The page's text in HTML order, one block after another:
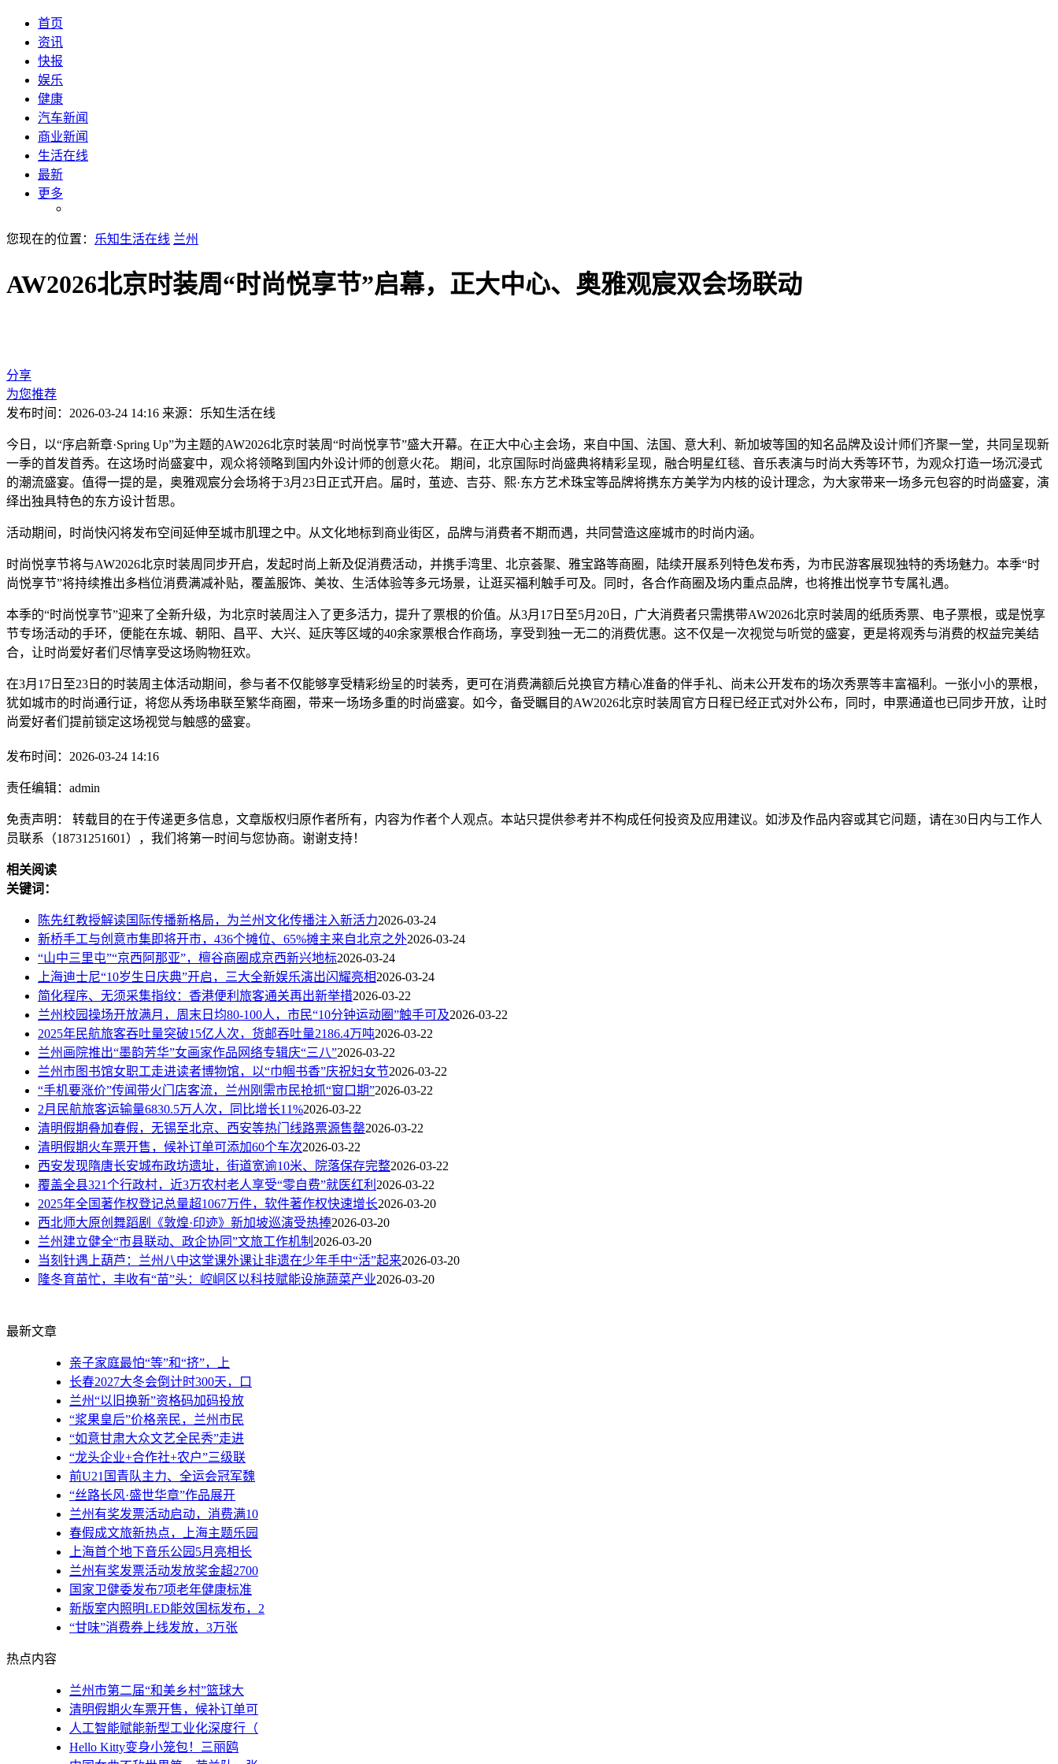
首页
资讯
快报
娱乐
健康
汽车新闻
商业新闻
生活在线
最新
更多
您现在的位置： 乐知生活在线 兰州
AW2026北京时装周“时尚悦享节”启幕，正大中心、奥雅观宸双会场联动
分享
为您推荐
发布时间：2026-03-24 14:16 来源：乐知生活在线
今日，以“序启新章·Spring Up”为主题的AW2026北京时装周“时尚悦享节”盛大开幕。在正大中心主会场，来自中国、法国、意大利、新加坡等国的知名品牌及设计师们齐聚一堂，共同呈现新
一季的首发首秀。在这场时尚盛宴中，观众将领略到国内外设计师的创意火花。 期间，北京国际时尚盛典将精彩呈现，融合明星红毯、音乐表演与时尚大秀等环节，为观众打造一场沉浸式
的潮流盛宴。值得一提的是，奥雅观宸分会场将于3月23日正式开启。届时，茧迹、吉芬、熙·东方艺术珠宝等品牌将携东方美学为内核的设计理念，为大家带来一场多元包容的时尚盛宴，演
绎出独具特色的东方设计哲思。
活动期间，时尚快闪将发布空间延伸至城市肌理之中。从文化地标到商业街区，品牌与消费者不期而遇，共同营造这座城市的时尚内涵。
时尚悦享节将与AW2026北京时装周同步开启，发起时尚上新及促消费活动，并携手湾里、北京荟聚、雅宝路等商圈，陆续开展系列特色发布秀，为市民游客展现独特的秀场魅力。本季“时
尚悦享节”将持续推出多档位消费满减补贴，覆盖服饰、美妆、生活体验等多元场景，让逛买福利触手可及。同时，各合作商圈及场内重点品牌，也将推出悦享节专属礼遇。
本季的“时尚悦享节”迎来了全新升级，为北京时装周注入了更多活力，提升了票根的价值。从3月17日至5月20日，广大消费者只需携带AW2026北京时装周的纸质秀票、电子票根，或是悦享
节专场活动的手环，便能在东城、朝阳、昌平、大兴、延庆等区域的40余家票根合作商场，享受到独一无二的消费优惠。这不仅是一次视觉与听觉的盛宴，更是将观秀与消费的权益完美结
合，让时尚爱好者们尽情享受这场购物狂欢。
在3月17日至23日的时装周主体活动期间，参与者不仅能够享受精彩纷呈的时装秀，更可在消费满额后兑换官方精心准备的伴手礼、尚未公开发布的场次秀票等丰富福利。一张小小的票根，
犹如城市的时尚通行证，将您从秀场串联至繁华商圈，带来一场场多重的时尚盛宴。如今，备受瞩目的AW2026北京时装周官方日程已经正式对外公布，同时，申票通道也已同步开放，让时
尚爱好者们提前锁定这场视觉与触感的盛宴。
发布时间：2026-03-24 14:16
责任编辑：admin
免责声明： 转载目的在于传递更多信息，文章版权归原作者所有，内容为作者个人观点。本站只提供参考并不构成任何投资及应用建议。如涉及作品内容或其它问题，请在30日内与工作人
员联系（18731251601），我们将第一时间与您协商。谢谢支持！
相关阅读
关键词：
陈先红教授解读国际传播新格局，为兰州文化传播注入新活力2026-03-24
新桥手工与创意市集即将开市，436个摊位、65%摊主来自北京之外2026-03-24
“山中三里屯”“京西阿那亚”，檀谷商圈成京西新兴地标2026-03-24
上海迪士尼“10岁生日庆典”开启，三大全新娱乐演出闪耀亮相2026-03-24
简化程序、无须采集指纹：香港便利旅客通关再出新举措2026-03-22
兰州校园操场开放满月，周末日均80-100人，市民“10分钟运动圈”触手可及2026-03-22
2025年民航旅客吞吐量突破15亿人次，货邮吞吐量2186.4万吨2026-03-22
兰州画院推出“墨韵芳华”女画家作品网络专辑庆“三八”2026-03-22
兰州市图书馆女职工走进读者博物馆，以“巾帼书香”庆祝妇女节2026-03-22
“手机要涨价”传闻带火门店客流，兰州刚需市民抢抓“窗口期”2026-03-22
2月民航旅客运输量6830.5万人次，同比增长11%2026-03-22
清明假期叠加春假，无锡至北京、西安等热门线路票源售罄2026-03-22
清明假期火车票开售，候补订单可添加60个车次2026-03-22
西安发现隋唐长安城布政坊遗址，街道宽逾10米、院落保存完整2026-03-22
覆盖全县321个行政村，近3万农村老人享受“零自费”就医红利 2026-03-22
2025年全国著作权登记总量超1067万件，软件著作权快速增长2026-03-20
西北师大原创舞蹈剧《敦煌·印迹》新加坡巡演受热捧2026-03-20
兰州建立健全“市县联动、政企协同”文旅工作机制 2026-03-20
当刻针遇上葫芦：兰州八中这堂课外课让非遗在少年手中“活”起来2026-03-20
隆冬育苗忙，丰收有“苗”头：崆峒区以科技赋能设施蔬菜产业2026-03-20
最新文章
亲子家庭最怕“等”和“挤”，上
长春2027大冬会倒计时300天，口
兰州“以旧换新”资格码加码投放
“浆果皇后”价格亲民，兰州市民
“如意甘肃大众文艺全民秀”走进
“龙头企业+合作社+农户”三级联
前U21国青队主力、全运会冠军魏
“丝路长风·盛世华章”作品展开
兰州有奖发票活动启动，消费满10
春假成文旅新热点，上海主题乐园
上海首个地下音乐公园5月亮相长
兰州有奖发票活动发放奖金超2700
国家卫健委发布7项老年健康标准
新版室内照明LED能效国标发布，2
“甘味”消费券上线发放，3万张
热点内容
兰州市第二届“和美乡村”篮球大
清明假期火车票开售，候补订单可
人工智能赋能新型工业化深度行（
Hello Kitty变身小笼包！三丽鸥